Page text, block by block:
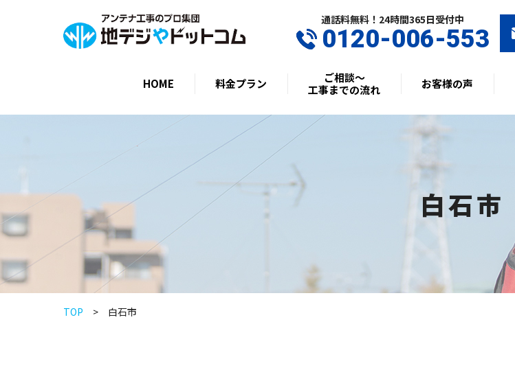
通話料無料！24時間365⽇受付中
0120-006-553
HOME 料金プラン
ご相談〜
工事までの流れ
お客様の声
白石市
TOP 白石市